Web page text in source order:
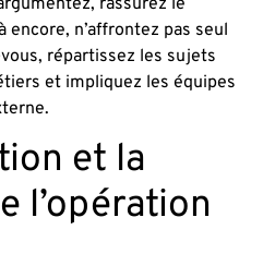
n’affrontez pas seul
répartissez les sujets
et impliquez les équipes
et la
l’opération